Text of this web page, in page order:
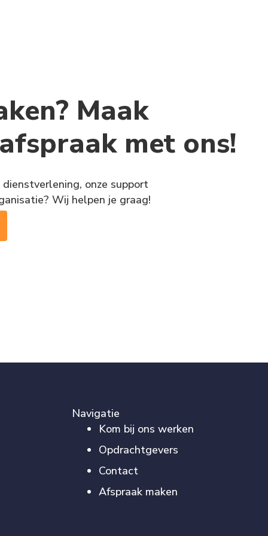
Maak
met ons!
dienstverlening, onze support
Wij helpen je graag!
Navigatie
Kom bij ons werken
Opdrachtgevers
Contact
Afspraak maken